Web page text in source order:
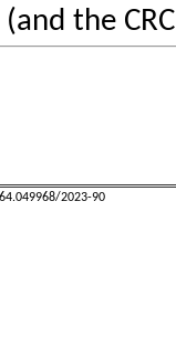
(and the
2023-90